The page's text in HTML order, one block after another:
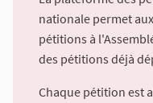
nationale permet
pétitions à
des pétitions déjà
Chaque pétition est